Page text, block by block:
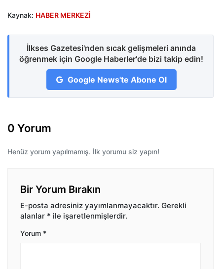
Kaynak: HABER MERKEZİ
İlkses Gazetesi'nden sıcak gelişmeleri anında
öğrenmek için Google Haberler'de bizi takip edin!
Google News'te Abone Ol
0 Yorum
Henüz yorum yapılmamış. İlk yorumu siz yapın!
Bir Yorum Bırakın
E-posta adresiniz yayımlanmayacaktır. Gerekli
alanlar * ile işaretlenmişlerdir.
Yorum *